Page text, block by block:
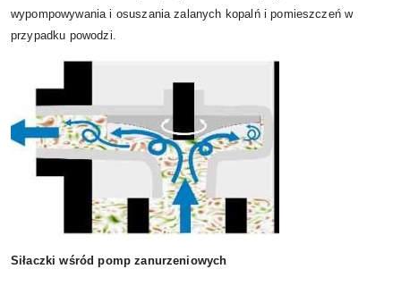
wypompowywania i osuszania zalanych kopalń i pomieszczeń w
przypadku powodzi.
Siłaczki wśród pomp zanurzeniowych